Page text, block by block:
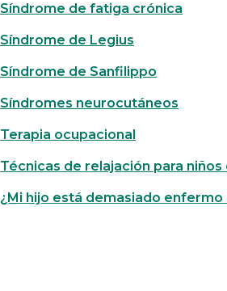
Síndrome de fatiga crónica
Síndrome de Legius
Síndrome de Sanfilippo
Síndromes neurocutáneos
Terapia ocupacional
Técnicas de relajación para
¿Mi hijo está demasiado enfermo